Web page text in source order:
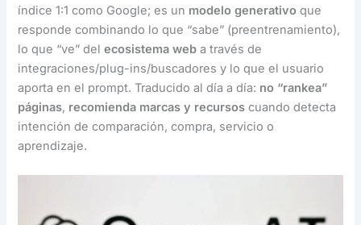
índice 1:1 como Google; es un modelo generativo que
responde combinando lo que “sabe” (preentrenamiento),
lo que “ve” delecosistema web a través de
integraciones/plug-ins/buscadores y lo que el usuario
aporta en el prompt. Traducido al día a día: no “rankea”
páginas, recomienda marcas y recursos cuando detecta
intención de comparación, compra, servicio o
aprendizaje.